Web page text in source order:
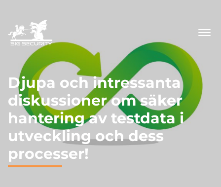
Djupa och intressanta
diskussioner om säker
hantering av testdata i
utveckling och dess
processer!